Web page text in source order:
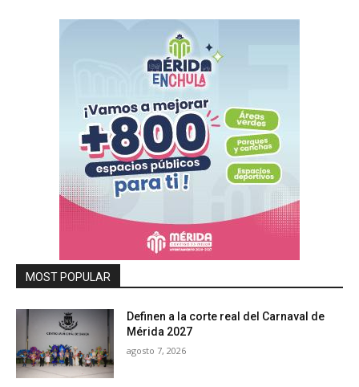
MOST POPULAR
Definen a la corte real del Carnaval de
Mérida 2027
agosto 7, 2026